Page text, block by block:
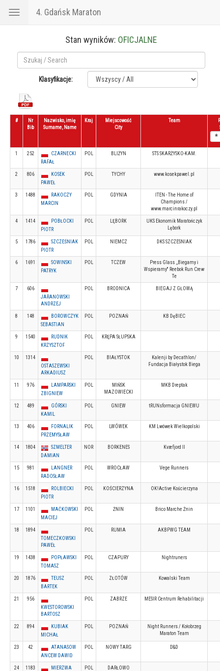
Toggle
4. Gdańsk Maraton
Stan wyników: OFICJALNE
Klasyfikacje:
#
Nr
Bib
Nazwisko, imię
Surname, Name
Kraj
Miejscowość
City
Team
1 252
CZARNECKI
RAFAŁ
POL BLIŻYN STS SKARŻYSKO-KAM.
2 806
KOSEK
PAWEŁ
POL TYCHY www.kosekpawel.pl
3 1488
RAKOCZY
MARCIN
POL GDYNIA
ITEN - The Home of
Champions /
www.marcinrakoczy.pl
4 1414
POBŁOCKI
PIOTR
POL LĘBORK
UKS Ekonomik Maratończyk
Lębork
5 1786
SZCZEŚNIAK
PIOTR
POL NIEMCZ DKS SZCZESNIAK
6 1691
SOWINSKI
PATRYK
POL TCZEW
Press Glass ,,Biegamy i
Wspieramy'' Reebok Run Crew
Te
7
606
JARANOWSKI
ANDRZEJ
POL BRODNICA BIEGAJ Z GŁOWĄ
8 148
BOROWCZYK
SEBASTIAN
POL POZNAŃ KB DęBIEC
9 1540
RUDNIK
KRZYSZTOF
POL KRĘPA SŁUPSKA
10
1314
OSTASZEWSKI
ARKADIUSZ
POL BIAŁYSTOK
Kalenji by Decathlon/
Fundacja Białystok Biega
11 976
LAMPARSKI
ZBIGNIEW
POL
MIŃSK
MAZOWIECKI
MKB Dreptak
12 489
GÓRSKI
KAMIL
POL GNIEW tRUNsformacja GNIEWU
13 406
FORNALIK
PRZEMYSŁAW
POL LWÓWEK KM Lwówek Wielkopolski
14 1804
SZMELTER
DAMIAN
NOR BORKENES Kvæfjord Il
15 981
LANGNER
RADOSŁAW
POL WROCŁAW Vege Runners
16 1518
ROLBIECKI
PIOTR
POL KOŚCIERZYNA OK!Active Kościerzyna
17 1101
MAĆKOWSKI
MACIEJ
POL ŻNIN Brico Marche Żnin
18
1894
TOMECZKOWSKI
PAWEŁ
POL RUMIA AKBPWG TEAM
19 1438
POPŁAWSKI
TOMASZ
POL CZAPURY Nightruners
20 1876
TEUSZ
BARTEK
POL ZŁOTÓW Kowalski Team
21
956
KWESTOROWSKI
BARTOSZ
POL ZABRZE MESIR Centrum Rehabilitacji
22 894
KUBIAK
MICHAŁ
POL POZNAŃ
Night Runners / Kołobrzeg
Maraton Team
23 42
ATANASOW
ANCEW DAWID
POL NOWY TARG D&D
24 1183
MIERZWA
POL DARŁOWO